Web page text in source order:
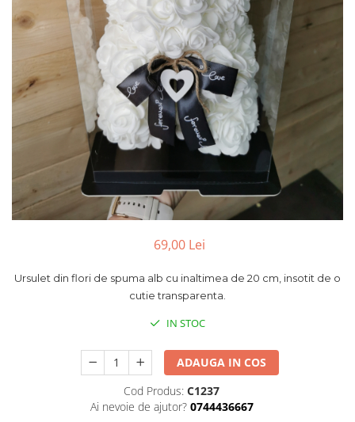
Pachete marturii
Pungi si cutii prajituri
Sticle si borcane
Cutii flori de hartie
Cutii flori de sapun
Cutii flori mixte
Cutii LUX
Aranjamente tematice
2025 Craciun
2020 Craciun si Anul Nou
2021 Crăciun
2022 Crăciun
Toamna și Halloween
HOME & OFFICE Deco
69,00 Lei
Ursulet din flori de spuma alb cu inaltimea de 20 cm, insotit de o
cutie transparenta.
IN STOC
ADAUGA IN COS
Cod Produs: C1237
Ai nevoie de ajutor? 0744436667